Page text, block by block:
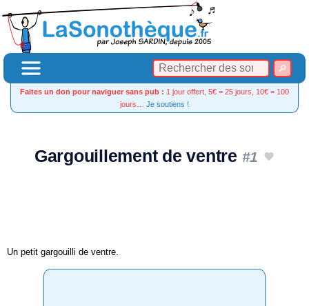
Faites un don pour naviguer sans pub : 1 jour offert, 5€ = 25 jours, 10€ = 100
jours… Je soutiens !
Gargouillement de ventre #1
Un petit gargouilli de ventre.